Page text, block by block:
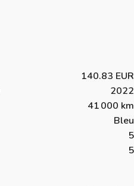
140.83 EUR
2022
41 000 km
Bleu
5
5